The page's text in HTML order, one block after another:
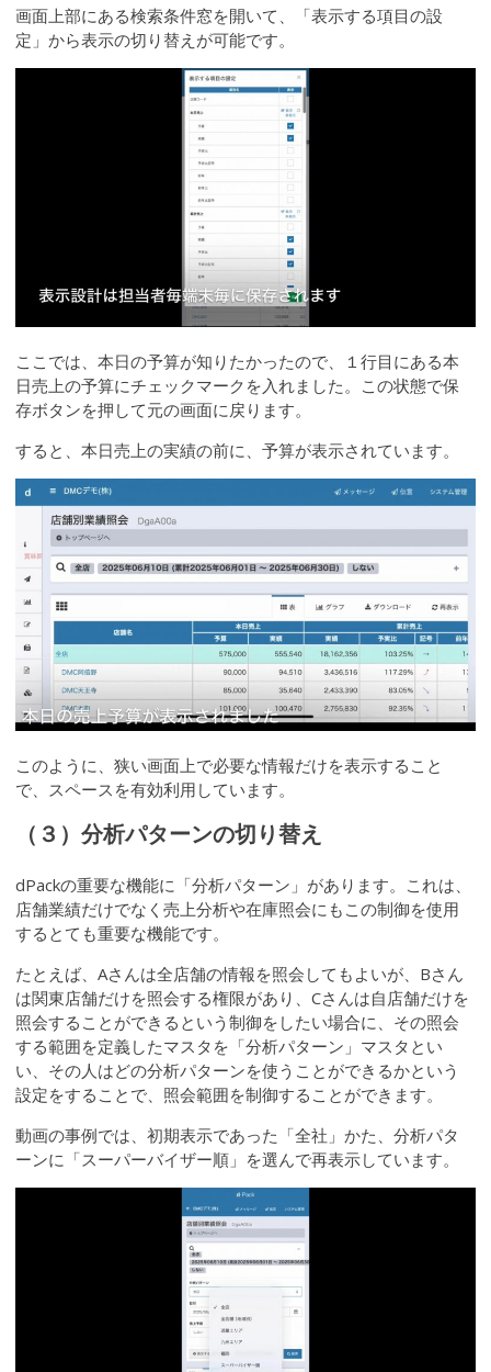
画面上部にある検索条件窓を開いて、「表示する項目の設
定」から表示の切り替えが可能です。
ここでは、本日の予算が知りたかったので、１行目にある本
日売上の予算にチェックマークを入れました。この状態で保
存ボタンを押して元の画面に戻ります。
すると、本日売上の実績の前に、予算が表示されています。
このように、狭い画面上で必要な情報だけを表示すること
で、スペースを有効利用しています。
（３）分析パターンの切り替え
dPackの重要な機能に「分析パターン」があります。これは、
店舗業績だけでなく売上分析や在庫照会にもこの制御を使用
するとても重要な機能です。
たとえば、Aさんは全店舗の情報を照会してもよいが、Bさん
は関東店舗だけを照会する権限があり、Cさんは自店舗だけを
照会することができるという制御をしたい場合に、その照会
する範囲を定義したマスタを「分析パターン」マスタとい
い、その人はどの分析パターンを使うことができるかという
設定をすることで、照会範囲を制御することができます。
動画の事例では、初期表示であった「全社」かた、分析パタ
ーンに「スーパーバイザー順」を選んで再表示しています。